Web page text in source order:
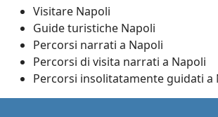
Visitare Napoli
Guide turistiche Napoli
Percorsi narrati a Napoli
Percorsi di visita narrati a Napoli
Percorsi insolitatamente guidati a